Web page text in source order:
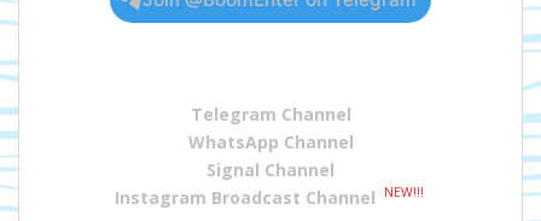
Telegram Channel
WhatsApp Channel
Signal Channel
Instagram Broadcast Channel
NEW!!!